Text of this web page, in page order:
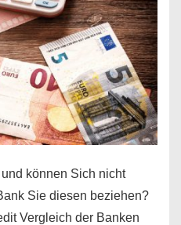
können Sich nicht
Sie diesen beziehen?
Vergleich der Banken